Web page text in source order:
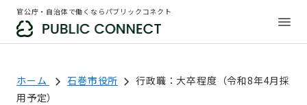
官公庁・自治体で働くならパブリックコネクト
ホーム 石巻市役所
行政職：大卒程度（令和8年4月採
用予定）